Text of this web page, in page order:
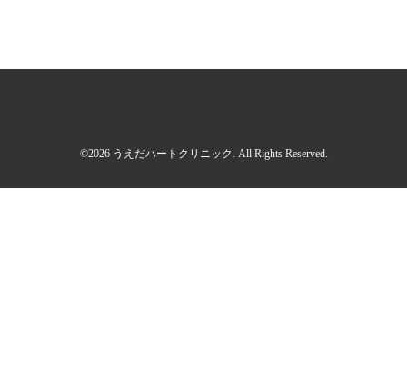
©2026 うえだハートクリニック . All Rights Reserved.